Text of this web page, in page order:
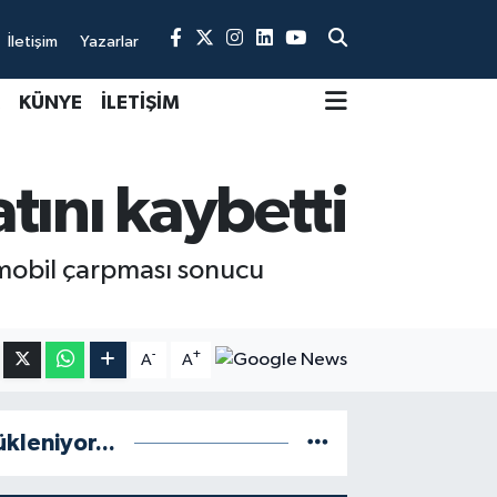
İletişim Yazarlar
KÜNYE İLETİŞİM
kaybetti
çarpması sonucu
A- A+